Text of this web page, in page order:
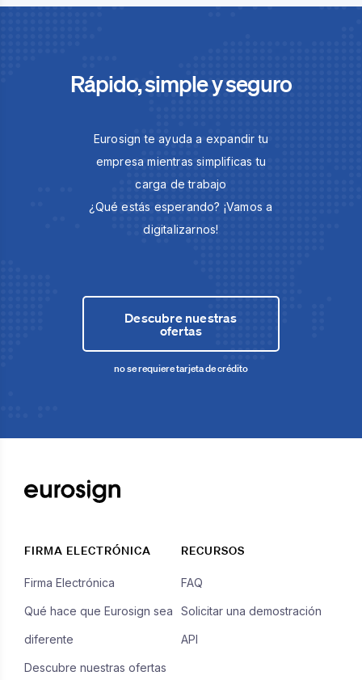
Rápido, simple y seguro
Eurosign te ayuda a expandir tu
empresa mientras simplificas tu
carga de trabajo
¿Qué estás esperando? ¡Vamos a
digitalizarnos!
Descubre nuestras
ofertas
no se requiere tarjeta de crédito
FIRMA ELECTRÓNICA
Firma Electrónica
Qué hace que Eurosign sea
diferente
Descubre nuestras ofertas
RECURSOS
FAQ
Solicitar una demostración
API